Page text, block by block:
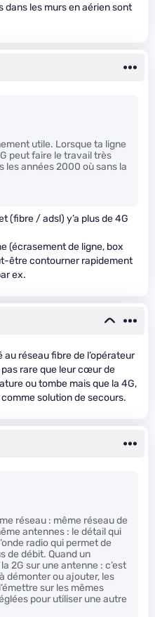
dans les murs en aérien sont
utile. Lorsque ta ligne
peut faire le travail très
les années 2000 où sans la
(fibre / adsl) y’a plus de 4G
(écrasement de ligne, box
être contourner rapidement
ex.
réseau fibre de l’opérateur
pas rare que leur cœur de
ou tombe mais que la 4G,
solution de secours.
réseau : même réseau de
antennes : le détail qui
radio qui permet de
de débit. Quand un
2G sur une antenne : c’est
démonter ou ajouter, les
sur les mêmes
pour utiliser une autre